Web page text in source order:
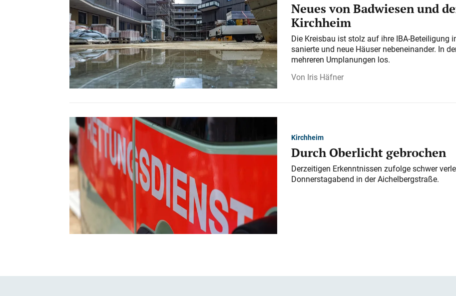
Neues von Badwiesen und
Kirchheim
Die Kreisbau ist stolz auf ihre IBA-Beteiligung
sanierte und neue Häuser nebeneinander. In
mehreren Umplanungen los.
Iris Häfner
Kirchheim
Durch Oberlicht gebrochen
Derzeitigen Erkenntnissen zufolge schwer
Donnerstagabend in der Aichelbergstraße.